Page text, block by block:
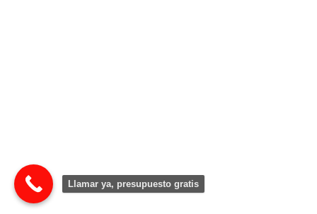
Llamar ya, presupuesto gratis